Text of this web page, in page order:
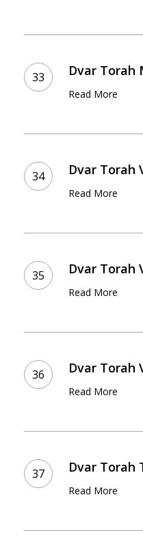
Torah
Mikets
Dvar Torah
Read More
Torah
Vayéchev
Dvar Torah
Read More
Torah
Vayichla’h
Dvar Torah
Read More
Torah
Vayétsé
Dvar Torah
Read More
Torah
Toledot
Dvar Torah
Read More